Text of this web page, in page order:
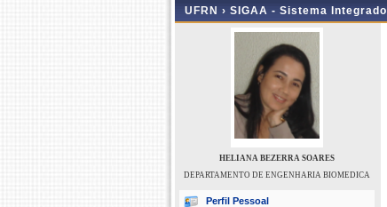
UFRN › SIGAA - Sistema
HELIANA BEZERRA SOARES
DEPARTAMENTO DE ENGENHARIA BIOMEDICA
Perfil Pessoal